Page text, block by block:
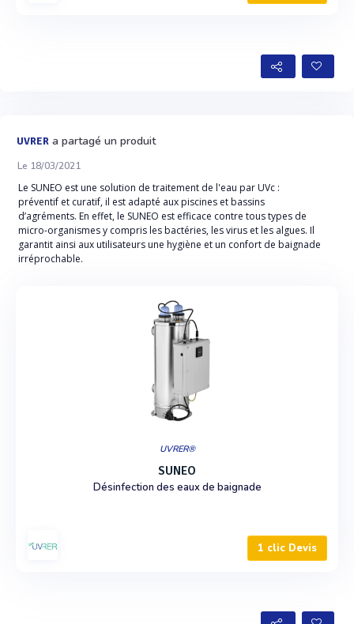
UVRER a partagé un produit
Le 18/03/2021
Le SUNEO est une solution de traitement de l'eau par UVc :
préventif et curatif, il est adapté aux piscines et bassins
d’agréments. En effet, le SUNEO est efficace contre tous types de
micro-organismes y compris les bactéries, les virus et les algues. Il
garantit ainsi aux utilisateurs une hygiène et un confort de baignade
irréprochable.
UVRER®
SUNEO
Désinfection des eaux de baignade
1 clic Devis